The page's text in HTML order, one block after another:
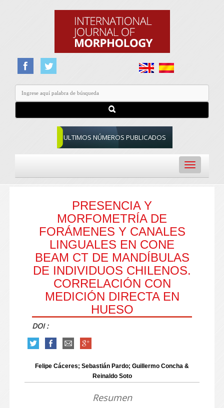
ULTIMOS NÚMEROS PUBLICADOS
Toggle
navigation
PRESENCIA Y
MORFOMETRÍA DE
FORÁMENES Y CANALES
LINGUALES EN CONE
BEAM CT DE MANDÍBULAS
DE INDIVIDUOS CHILENOS.
CORRELACIÓN CON
MEDICIÓN DIRECTA EN
HUESO
DOI :
Felipe Cáceres; Sebastián Pardo; Guillermo Concha &
Reinaldo Soto
Resumen